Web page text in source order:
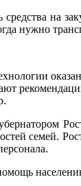
средства
нужно
семей.